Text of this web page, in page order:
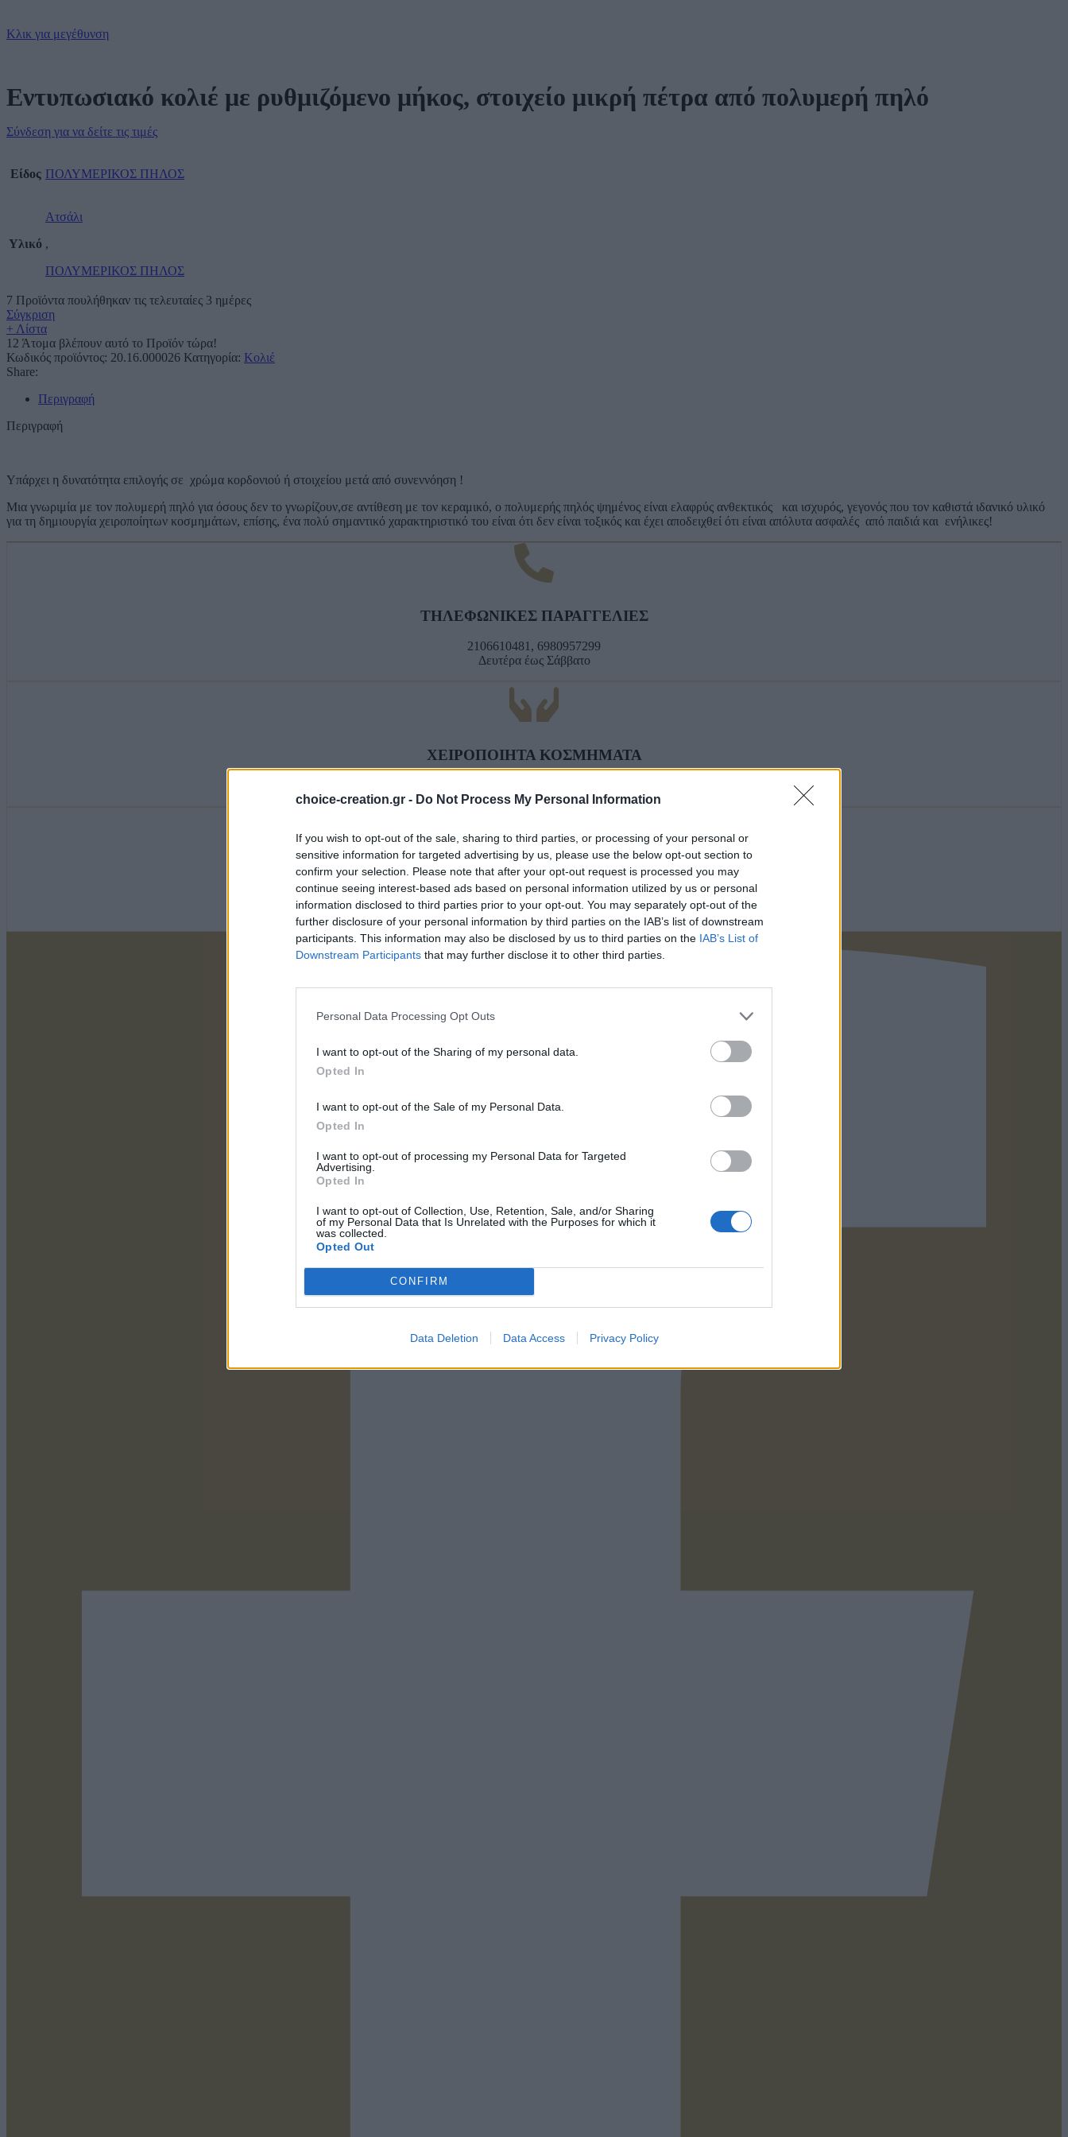
choice-creation.gr - Do Not Process My Personal Information
If you wish to opt-out of the sale, sharing to third parties, or processing of your personal or
sensitive information for targeted advertising by us, please use the below opt-out section to
confirm your selection. Please note that after your opt-out request is processed you may
continue seeing interest-based ads based on personal information utilized by us or personal
information disclosed to third parties prior to your opt-out. You may separately opt-out of the
further disclosure of your personal information by third parties on the IAB’s list of downstream
participants. This information may also be disclosed by us to third parties on the IAB’s List of
Downstream Participants that may further disclose it to other third parties.
Personal Data Processing Opt Outs
I want to opt-out of the Sharing of my personal data.
Opted In
I want to opt-out of the Sale of my Personal Data.
Opted In
I want to opt-out of processing my Personal Data for Targeted
Advertising.
Opted In
I want to opt-out of Collection, Use, Retention, Sale, and/or Sharing
of my Personal Data that Is Unrelated with the Purposes for which it
was collected.
Opted Out
CONFIRM
Data Deletion Data Access Privacy Policy
Κλικ για μεγέθυνση
Εντυπωσιακό κολιέ με ρυθμιζόμενο μήκος, στοιχείο μικρή πέτρα από πολυμερή πηλό
Σύνδεση για να δείτε τις τιμές
Είδος ΠΟΛΥΜΕΡΙΚΟΣ ΠΗΛΟΣ
Υλικό
Ατσάλι
,
ΠΟΛΥΜΕΡΙΚΟΣ ΠΗΛΟΣ
7 Προϊόντα πουλήθηκαν τις τελευταίες 3 ημέρες
Σύγκριση
+ Λίστα
12 Άτομα βλέπουν αυτό το Προϊόν τώρα!
Κωδικός προϊόντος: 20.16.000026 Κατηγορία: Κολιέ
Share:
Περιγραφή
Περιγραφή
Υπάρχει η δυνατότητα επιλογής σε χρώμα κορδονιού ή στοιχείου μετά από συνεννόηση !
Μια γνωριμία με τον πολυμερή πηλό για όσους δεν το γνωρίζουν,σε αντίθεση με τον κεραμικό, ο πολυμερής πηλός ψημένος είναι ελαφρύς ανθεκτικός και ισχυρός, γεγονός που τον καθιστά ιδανικό υλικό
για τη δημιουργία χειροποίητων κοσμημάτων, επίσης, ένα πολύ σημαντικό χαρακτηριστικό του είναι ότι δεν είναι τοξικός και έχει αποδειχθεί ότι είναι απόλυτα ασφαλές από παιδιά και ενήλικες!
ΤΗΛΕΦΩΝΙΚΕΣ ΠΑΡΑΓΓΕΛΙΕΣ
2106610481, 6980957299
Δευτέρα έως Σάββατο
ΧΕΙΡΟΠΟΙΗΤΑ ΚΟΣΜΗΜΑΤΑ
ΠΛΗΡΩΣΤΕ ΜΕ ΑΣΦΑΛΕΙΑ
Τραπεζική Κατάθεση
Facebook-f